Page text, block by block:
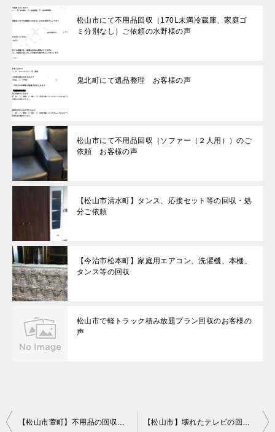
松山市にて不用品回収（170L未満冷蔵庫、家庭ゴ
ミ分別なし）ご依頼の水野様の声
鬼北町にて遺品整理 お客様の声
松山市にて不用品回収（ソファー（２人用））のご
依頼 お客様の声
【松山市清水町】タンス、応接セット等の回収・処
分ご依頼
【今治市松本町】家庭用エアコン、洗濯機、本棚、
タンス等の回収
松山市で軽トラック積み放題プラン回収のお客様の
声
投
【松山市萱町】不用品の回収・処分とハウスクリーニングのご依頼 【松山市】壊れたテレビの回収・処分ご依頼 お客様の声